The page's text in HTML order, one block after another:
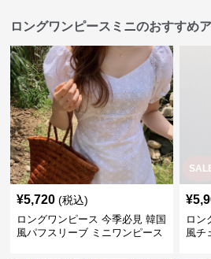
ロングワンピースミニのおすすめ
¥5,720 (税込)
ロングワンピース 今季必見 韓国
風パフスリーブ ミニワンピース
¥
ロン
風チ